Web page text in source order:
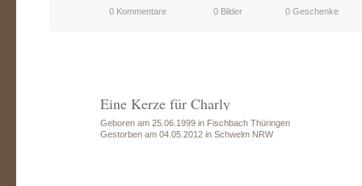
0 Kommentare 0 Bilder 0 Geschenke
Eine Kerze für Charly
Geboren am 25.06.1999 in Fischbach Thüringen
Gestorben am 04.05.2012 in Schwelm NRW